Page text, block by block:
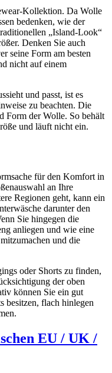
Kollektion. Da Wolle
bedenken, wie der
„Island-Look“
Denken Sie auch
seine Form am besten
nicht auf einem
und passt, ist es
zu beachten. Die
Form der Wolle. So behält
und läuft nicht ein.
für den Komfort in
an Ihre
Regionen geht, kann ein
darunter den
Sie hingegen die
anliegen und wie eine
und die
oder Shorts zu finden,
der oben
können Sie ein gut
besitzen, flach hinlegen
EU / UK /